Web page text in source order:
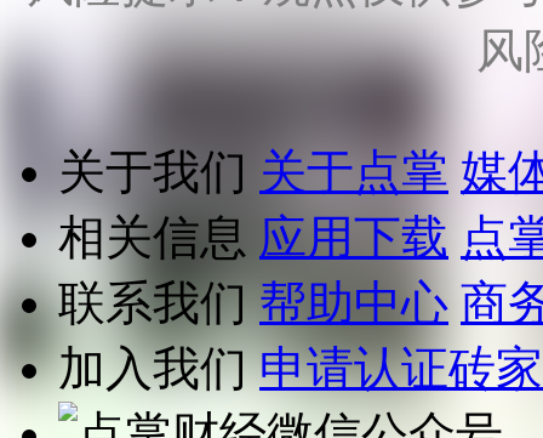
风
关于我们 关于点掌 媒
相关信息 应用下载 点
联系我们 帮助中心 商
加入我们 申请认证砖家